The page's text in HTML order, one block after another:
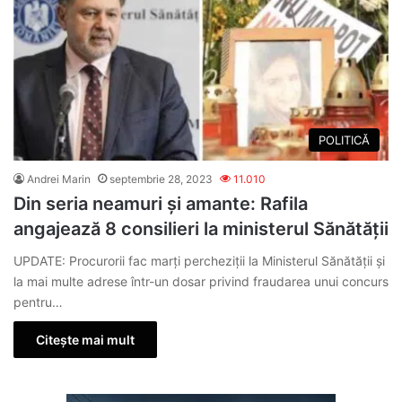
POLITICĂ
Andrei Marin septembrie 28, 2023 11.010
Din seria neamuri și amante: Rafila
angajează 8 consilieri la ministerul Sănătății
UPDATE: Procurorii fac marţi percheziţii la Ministerul Sănătăţii şi
la mai multe adrese într-un dosar privind fraudarea unui concurs
pentru…
Citește mai mult